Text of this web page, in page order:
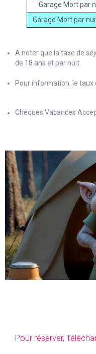
Garage Mort par
Garage Mort par
A noter que la taxe de
de 18 ans et par nuit.
Pour information, le taux
Chéques Vacances
Pour réserver,